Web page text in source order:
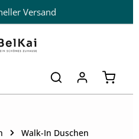
Versand
Walk-In Duschen